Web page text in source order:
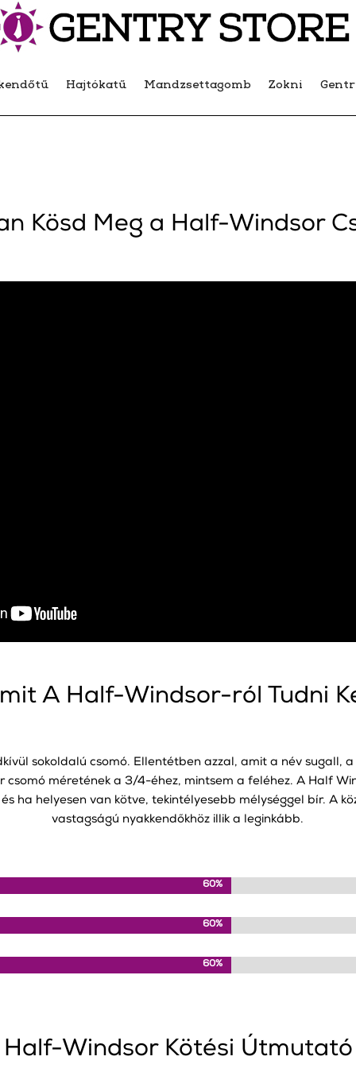
Hajtókatű Mandzsettagomb Zokni
Kösd Meg a Half-Windsor
A Half-Windsor-ról Tudni
sokoldalú csomó. Ellentétben azzal, amit a név sugall,
csomó méretének a 3/4-éhez, mintsem a feléhez. A Half
ha helyesen van kötve, tekintélyesebb mélységgel bír. A
vastagságú nyakkendőkhöz illik a leginkább.
60%
60%
60%
60%
60%
60%
Half-Windsor Kötési Útmutató